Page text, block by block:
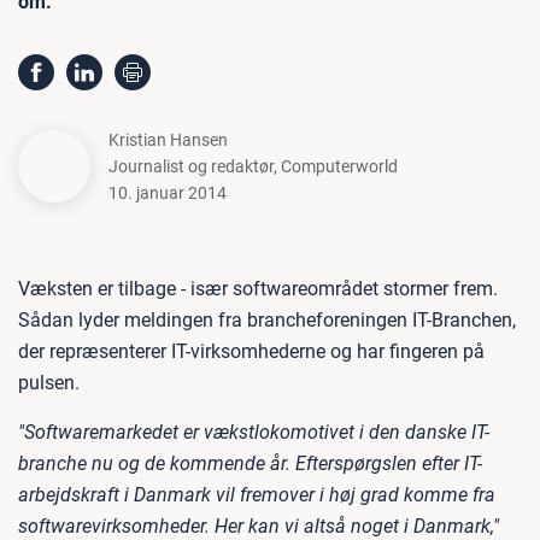
Kristian Hansen
Journalist og redaktør, Computerworld
10. januar 2014
Væksten er tilbage - især softwareområdet stormer frem.
Sådan lyder meldingen fra brancheforeningen IT-Branchen,
der repræsenterer IT-virksomhederne og har fingeren på
pulsen.
"Softwaremarkedet er vækstlokomotivet i den danske IT-
branche nu og de kommende år. Efterspørgslen efter IT-
arbejdskraft i Danmark vil fremover i høj grad komme fra
softwarevirksomheder. Her kan vi altså noget i Danmark,"